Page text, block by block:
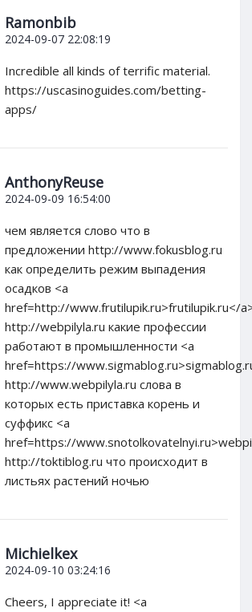
Ramonbib
2024-09-07 22:08:19
Incredible all kinds of terrific material.
https://uscasinoguides.com/betting-
apps/
AnthonyReuse
2024-09-09 16:54:00
чем является слово что в
предложении http://www.fokusblog.ru
как определить режим выпадения
осадков <a
href=http://www.frutilupik.ru>frutilupik.ru</
http://webpilyla.ru какие профессии
работают в промышленности <a
href=https://
http://www.webpilyla.ru слова в
которых есть приставка корень и
суффикс <a
href=https://
http://toktiblog.ru что происходит в
листьях растений ночью
Michielkex
2024-09-10 03:24:16
Cheers, I appreciate it! <a